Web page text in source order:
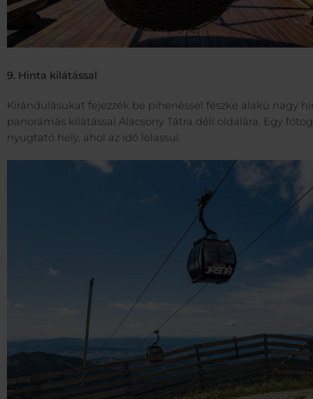
9. Hinta kilátással
Kirándulásukat fejezzék be pihenéssel fészke alakú nagy
panorámás kilátással Alacsony Tátra déli oldalára. Egy
nyugtató hely, ahol az idő lelassul.